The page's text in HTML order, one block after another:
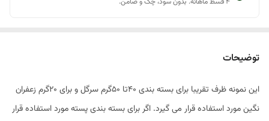
توضیحات
این نمونه ظرف تقریبا برای بسته بندی 40تا 50گرم سرگل و برای 20گرم زعفران
نگین مورد استفاده قرار می گیرد. اگر برای بسته بندی پسته مورد استفاده قرار